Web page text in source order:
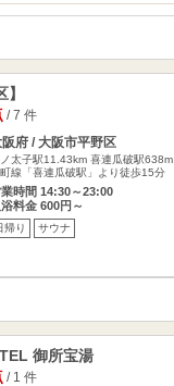
/ 7 件
府 / 大阪市平野区
ノ太子駅11.43km 喜連瓜破駅638m
線「喜連瓜破駅」より徒歩15分
時間 14:30～23:00
浴料金 600円～
帰り サウナ
御所宝湯
/ 1 件